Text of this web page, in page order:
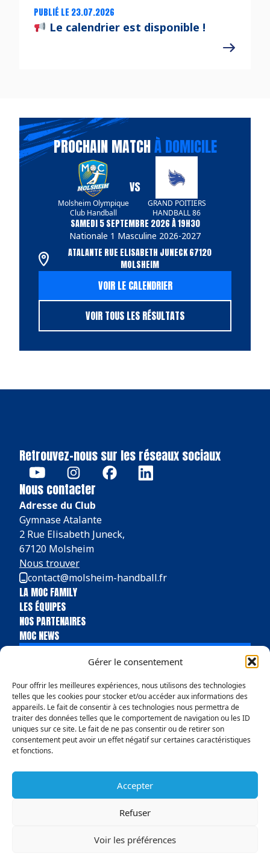
Gérer le consentement
Pour offrir les meilleures expériences, nous utilisons des technologies
telles que les cookies pour stocker et/ou accéder aux informations des
appareils. Le fait de consentir à ces technologies nous permettra de
traiter des données telles que le comportement de navigation ou les ID
uniques sur ce site. Le fait de ne pas consentir ou de retirer son
consentement peut avoir un effet négatif sur certaines caractéristiques
et fonctions.
Accepter
Refuser
Voir les préférences
PUBLIÉ LE 23.07.2026
Le calendrier est disponible !
PROCHAIN MATCHÀ DOMICILE
Molsheim Olympique
Club Handball
VS
GRAND POITIERS
HANDBALL 86
SAMEDI 5 SEPTEMBRE 2026 À 19H30
Nationale 1 Masculine 2026-2027
ATALANTE RUE ELISABETH JUNECK 67120
MOLSHEIM
VOIR LE CALENDRIER
VOIR TOUS LES RÉSULTATS
Retrouvez-nous sur les réseaux sociaux
Nous contacter
Adresse du Club
Gymnase Atalante
2 Rue Elisabeth Juneck,
67120 Molsheim
Nous trouver
contact@molsheim-handball.fr
LA MOC FAMILY
LES ÉQUIPES
NOS PARTENAIRES
MOC NEWS
BILLETTERIE
BOUTIQUE
Politique de confidentialitéConditions Générales de vente
Mentions légales
Politique en matière de remboursements et de retours
© Copyright 2025 MOC Handball Molsheim